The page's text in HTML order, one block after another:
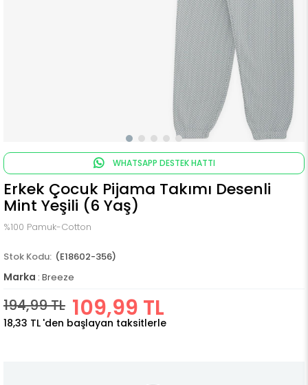
WHATSAPP DESTEK HATTI
Erkek Çocuk Pijama Takımı Desenli
Mint Yeşili (6 Yaş)
%100 Pamuk-Cotton
(E18602-356)
Marka : Breeze
194,99 TL 109,99 TL
18,33 TL 'den başlayan taksitlerle